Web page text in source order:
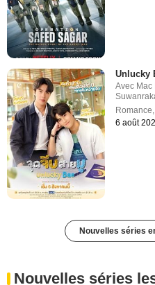
Unlucky
Avec
Romance,
6 août
Nouvelles séries
Nouvelles séries